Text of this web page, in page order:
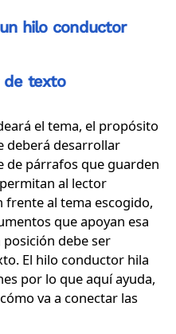
hilo conductor
de texto
el tema, el propósito
deberá desarrollar
de párrafos que guarden
al lector
frente al tema escogido,
que apoyan esa
posición debe ser
El hilo conductor hila
por lo que aquí ayuda,
va a conectar las